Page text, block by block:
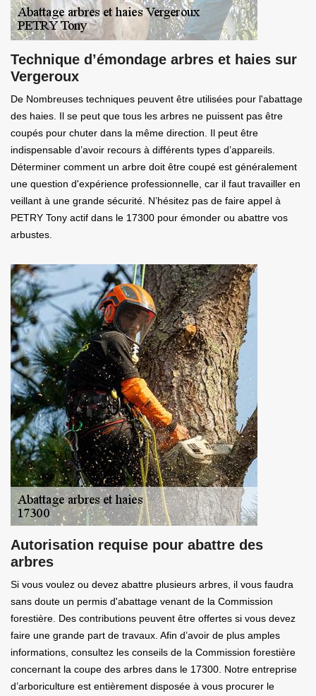
Technique d’émondage arbres et haies sur
Vergeroux
De Nombreuses techniques peuvent être utilisées pour l'abattage
des haies. Il se peut que tous les arbres ne puissent pas être
coupés pour chuter dans la même direction. Il peut être
indispensable d’avoir recours à différents types d’appareils.
Déterminer comment un arbre doit être coupé est généralement
une question d'expérience professionnelle, car il faut travailler en
veillant à une grande sécurité. N’hésitez pas de faire appel à
PETRY Tony actif dans le 17300 pour émonder ou abattre vos
arbustes.
Autorisation requise pour abattre des
arbres
Si vous voulez ou devez abattre plusieurs arbres, il vous faudra
sans doute un permis d'abattage venant de la Commission
forestière. Des contributions peuvent être offertes si vous devez
faire une grande part de travaux. Afin d’avoir de plus amples
informations, consultez les conseils de la Commission forestière
concernant la coupe des arbres dans le 17300. Notre entreprise
d’arboriculture est entièrement disposée à vous procurer le